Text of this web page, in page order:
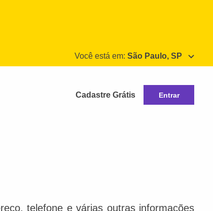
Você está em: São Paulo, SP
Cadastre Grátis Entrar
telefone e várias outras informações